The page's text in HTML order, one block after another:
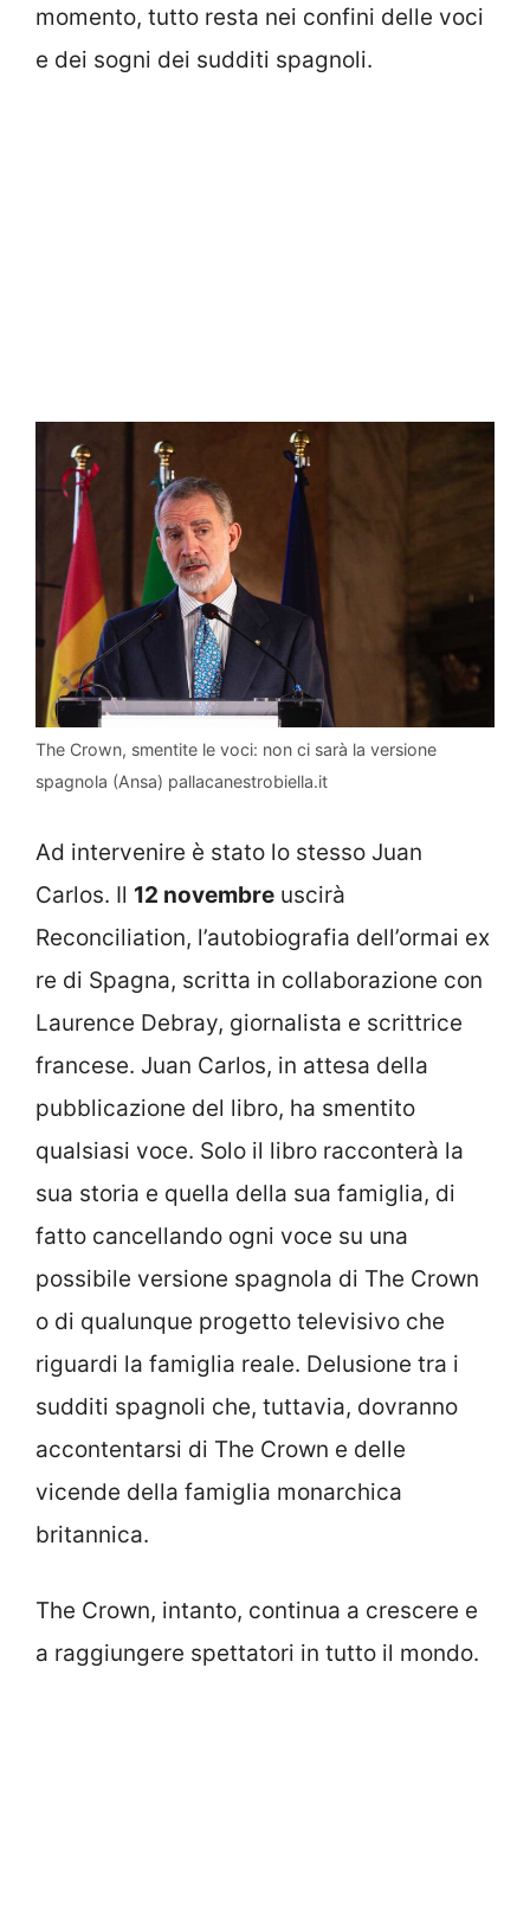
momento, tutto resta nei confini delle voci
e dei sogni dei sudditi spagnoli.
The Crown, smentite le voci: non ci sarà la versione
spagnola (Ansa) pallacanestrobiella.it
Ad intervenire è stato lo stesso Juan
Carlos. Il 12 novembre uscirà
Reconciliation, l’autobiografia dell’ormai ex
re di Spagna, scritta in collaborazione con
Laurence Debray, giornalista e scrittrice
francese. Juan Carlos, in attesa della
pubblicazione del libro, ha smentito
qualsiasi voce. Solo il libro racconterà la
sua storia e quella della sua famiglia, di
fatto cancellando ogni voce su una
possibile versione spagnola di The Crown
o di qualunque progetto televisivo che
riguardi la famiglia reale. Delusione tra i
sudditi spagnoli che, tuttavia, dovranno
accontentarsi di The Crown e delle
vicende della famiglia monarchica
britannica.
The Crown, intanto, continua a crescere e
a raggiungere spettatori in tutto il mondo.